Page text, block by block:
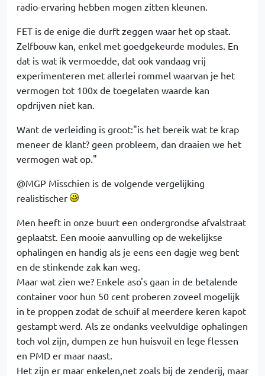
radio-ervaring hebben mogen zitten kleunen.
FET is de enige die durft zeggen waar het op staat.
Zelfbouw kan, enkel met goedgekeurde modules. En
dat is wat ik vermoedde, dat ook vandaag vrij
experimenteren met allerlei rommel waarvan je het
vermogen tot 100x de toegelaten waarde kan
opdrijven niet kan.
Want de verleiding is groot:"is het bereik wat te krap
meneer de klant? geen probleem, dan draaien we het
vermogen wat op."
@MGP Misschien is de volgende vergelijking
realistischer
Men heeft in onze buurt een ondergrondse afvalstraat
geplaatst. Een mooie aanvulling op de wekelijkse
ophalingen en handig als je eens een dagje weg bent
en de stinkende zak kan weg.
Maar wat zien we? Enkele aso's gaan in de betalende
container voor hun 50 cent proberen zoveel mogelijk
in te proppen zodat de schuif al meerdere keren kapot
gestampt werd. Als ze ondanks veelvuldige ophalingen
toch vol zijn, dumpen ze hun huisvuil en lege flessen
en PMD er maar naast.
Het zijn er maar enkelen,net zoals bij de zenderij, maar